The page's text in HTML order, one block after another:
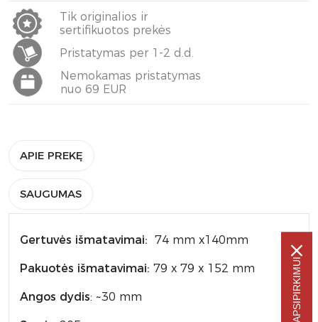
Tik originalios ir
sertifikuotos prekės
Pristatymas per 1-2 d.d.
Nemokamas pristatymas
nuo 69 EUR
APIE PREKĘ
SAUGUMAS
Gertuvės išmatavimai: 74 mm x140mm
Pakuotės išmatavimai: 79 x 79 x 152 mm
Angos dydis: ~30 mm